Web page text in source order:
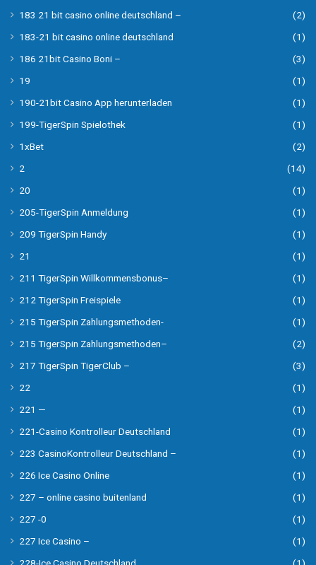
183 21 bit casino online deutschland –
(2)
183-21 bit casino online deutschland
(1)
186 21bit Casino Boni –
(3)
19
(1)
190-21bit Casino App herunterladen
(1)
199-TigerSpin Spielothek
(1)
1xBet
(2)
2
(14)
20
(1)
205-TigerSpin Anmeldung
(1)
209 TigerSpin Handy
(1)
21
(1)
211 TigerSpin Willkommensbonus–
(1)
212 TigerSpin Freispiele
(1)
215 TigerSpin Zahlungsmethoden-
(1)
215 TigerSpin Zahlungsmethoden–
(2)
217 TigerSpin TigerClub –
(3)
22
(1)
221 —
(1)
221-Casino Kontrolleur Deutschland
(1)
223 CasinoKontrolleur Deutschland –
(1)
226 Ice Casino Online
(1)
227 – online casino buitenland
(1)
227 -0
(1)
227 Ice Casino –
(1)